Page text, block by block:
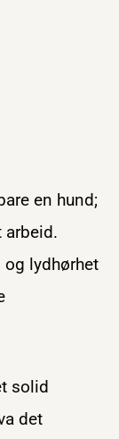
en hund;
arbeid.
lydhørhet
solid
det